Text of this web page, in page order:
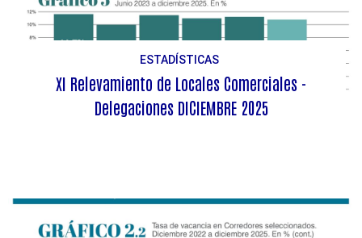
ESTADÍSTICAS
XI Relevamiento de Locales Comerciales -
Delegaciones DICIEMBRE 2025